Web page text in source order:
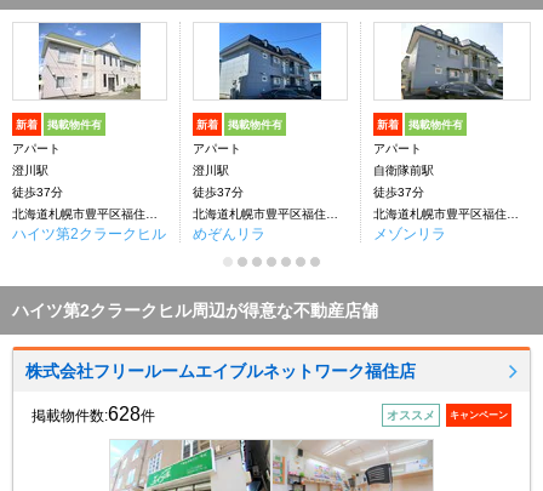
新着 掲載物件有
アパート
澄川駅
徒歩37分
ハイツ第2クラークヒル
新着 掲載物件有
アパート
澄川駅
徒歩37分
めぞんリラ
新着 掲載物件有
アパート
自衛隊前駅
徒歩37分
メゾンリラ
ハイツ第2クラークヒル周辺が得意な不動産店舗
株式会社フリールームエイブルネットワーク福住店
掲載物件数:628件 オススメ キャンペーン